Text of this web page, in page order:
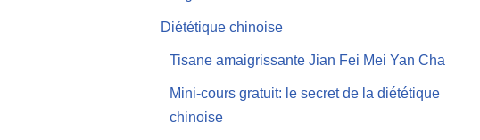
Diététique chinoise
Tisane amaigrissante Jian Fei Mei Yan Cha
Mini-cours gratuit: le secret de la diététique
chinoise